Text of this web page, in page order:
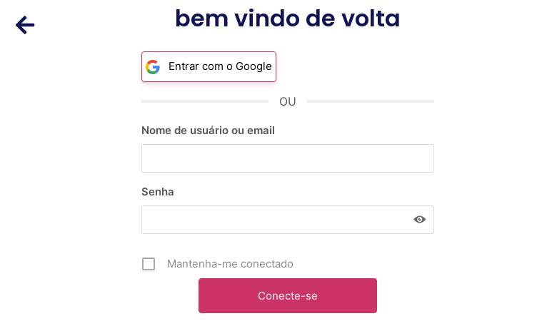
bem vindo de volta
Entrar com o Google
OU
Nome de usuário ou email
Senha
Mantenha-me conectado